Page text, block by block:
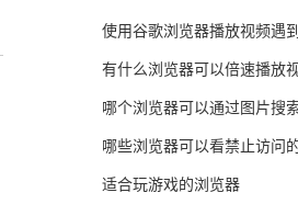
有什么浏览器可以倍速播放
哪个浏览器可以通过图片搜
哪些浏览器可以看禁止访问
适合玩游戏的浏览器